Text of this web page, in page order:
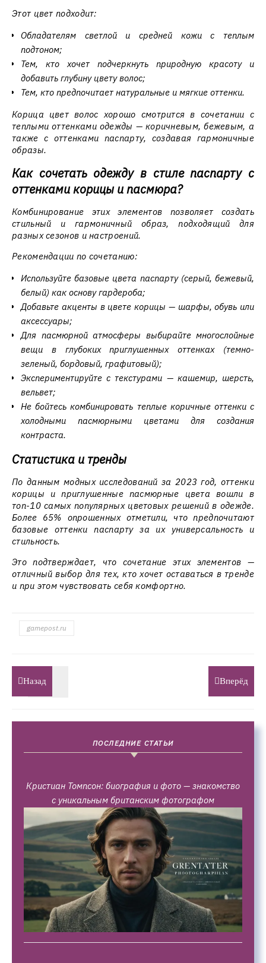
Этот цвет подходит:
Обладателям светлой и средней кожи с теплым
подтоном;
Тем, кто хочет подчеркнуть природную красоту и
добавить глубину цвету волос;
Тем, кто предпочитает натуральные и мягкие оттенки.
Корица цвет волос хорошо смотрится в сочетании с
теплыми оттенками одежды — коричневым, бежевым, а
также с оттенками паспарту, создавая гармоничные
образы.
Как сочетать одежду в стиле паспарту с
оттенками корицы и пасмюра?
Комбинирование этих элементов позволяет создать
стильный и гармоничный образ, подходящий для
разных сезонов и настроений.
Рекомендации по сочетанию:
Используйте базовые цвета паспарту (серый, бежевый,
белый) как основу гардероба;
Добавьте акценты в цвете корицы — шарфы, обувь или
аксессуары;
Для пасмюрной атмосферы выбирайте многослойные
вещи в глубоких приглушенных оттенках (темно-
зеленый, бордовый, графитовый);
Экспериментируйте с текстурами — кашемир, шерсть,
вельвет;
Не бойтесь комбинировать теплые коричные оттенки с
холодными пасмюрными цветами для создания
контраста.
Статистика и тренды
По данным модных исследований за 2023 год, оттенки
корицы и приглушенные пасмюрные цвета вошли в
топ-10 самых популярных цветовых решений в одежде.
Более 65% опрошенных отметили, что предпочитают
базовые оттенки паспарту за их универсальность и
стильность.
Это подтверждает, что сочетание этих элементов —
отличный выбор для тех, кто хочет оставаться в тренде
и при этом чувствовать себя комфортно.
gamepost.ru
Назад Вперёд
ПОСЛЕДНИЕ СТАТЬИ
Кристиан Томпсон: биография и фото — знакомство
с уникальным британским фотографом